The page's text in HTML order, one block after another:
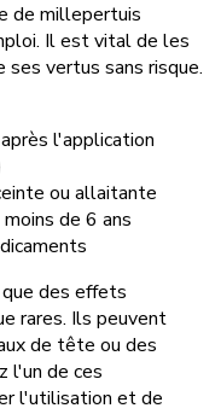
de millepertuis
Il est vital de les
vertus sans risque.
après l'application
ou allaitante
de 6 ans
des effets
rares. Ils peuvent
de tête ou des
l'un de ces
l'utilisation et de